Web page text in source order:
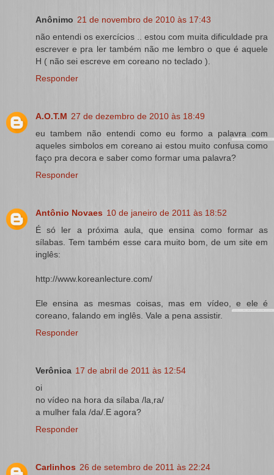
Anônimo 21 de novembro de 2010 às 17:43
não entendi os exercícios .. estou com muita dificuldade pra
escrever e pra ler também não me lembro o que é aquele
H ( não sei escreve em coreano no teclado ).
Responder
A.O.T.M 27 de dezembro de 2010 às 18:49
eu tambem não entendi como eu formo a palavra com
aqueles simbolos em coreano ai estou muito confusa como
faço pra decora e saber como formar uma palavra?
Responder
Antônio Novaes 10 de janeiro de 2011 às 18:52
É só ler a próxima aula, que ensina como formar as
sílabas. Tem também esse cara muito bom, de um site em
inglês:
http://www.koreanlecture.com/
Ele ensina as mesmas coisas, mas em vídeo, e ele é
coreano, falando em inglês. Vale a pena assistir.
Responder
Verônica 17 de abril de 2011 às 12:54
oi
no vídeo na hora da sílaba /la,ra/
a mulher fala /da/.E agora?
Responder
Carlinhos 26 de setembro de 2011 às 22:24